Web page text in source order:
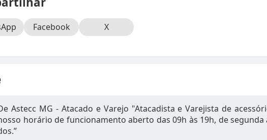
Facebook X
Astecc MG - Atacado e Varejo "Atacadista e Varejista de
horário de funcionamento aberto das 09h às 19h, de segunda